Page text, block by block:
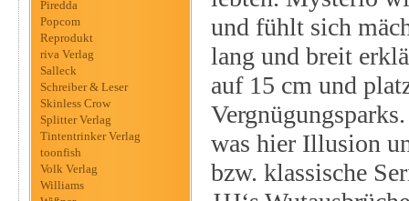
Piredda
Popcom
Reprodukt
riva Verlag
Salleck
Schreiber & Leser
Skinless Crow
Splitter Verlag
Tintentrinker Verlag
toonfish
Volk Verlag
Williams
und fühlt sich
lang und breit
auf 15 cm und
was hier Illusion
bzw. klassische